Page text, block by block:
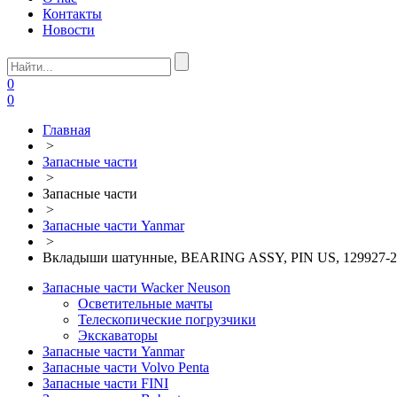
Контакты
Новости
0
0
Главная
>
Запасные части
>
Запасные части
>
Запасные части Yanmar
>
Вкладыши шатунные, BEARING ASSY, PIN US, 129927-
Запасные части Wacker Neuson
Осветительные мачты
Телескопические погрузчики
Экскаваторы
Запасные части Yanmar
Запасные части Volvo Penta
Запасные части FINI